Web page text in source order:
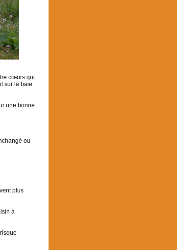
cœurs qui
sur la baie
une bonne
ou
plus
à